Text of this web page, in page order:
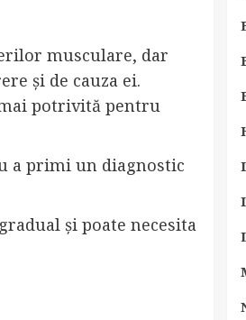
musculare, dar
și de cauza ei.
potrivită pentru
a primi un diagnostic
și poate necesita